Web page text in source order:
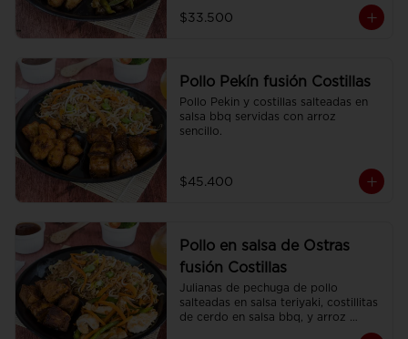
$33.500
Pollo Pekín fusión Costillas
Pollo Pekin y costillas salteadas en
salsa bbq servidas con arroz
sencillo.
$45.400
Pollo en salsa de Ostras
fusión Costillas
Julianas de pechuga de pollo
salteadas en salsa teriyaki, costillitas
de cerdo en salsa bbq, y arroz